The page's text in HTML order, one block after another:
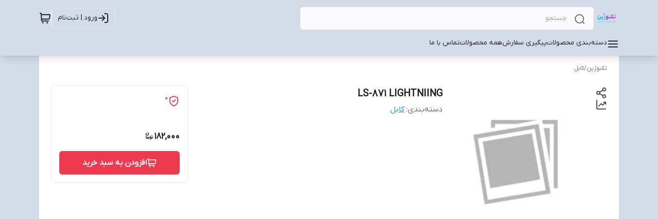
ورود | ثبت‌نام
دسته‌بندی محصولاتپیگیری سفارشهمه محصولاتتماس با ما
تکنوژین/کابل
LS-871 LIGHTNIING
دسته‌بندی:کابل
0
182,000
افزودن به سبد خرید